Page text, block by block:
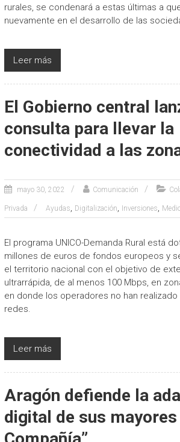
rurales, se condenará a estas últimas a
nuevamente en el desarrollo de las
Leer más
El Gobierno central
consulta para llevar la
conectividad a las
mayo 30, 2022 Comunicación
Privada Ayudas, Digitalización, Inversiones,
El programa UNICO-Demanda Rural está
millones de euros de fondos europeos y
el territorio nacional con el objetivo de
ultrarrápida, de al menos 100 Mbps, en
en donde los operadores no han
redes.
Leer más
Aragón defiende la
digital de sus mayores